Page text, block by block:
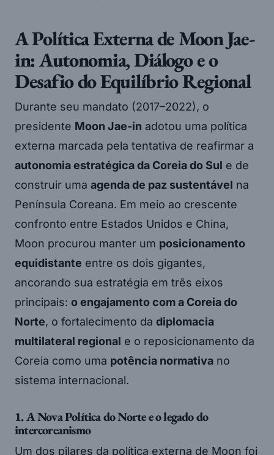
A Política Externa de Moon Jae-
in: Autonomia, Diálogo e o
Desafio do Equilíbrio Regional
Durante seu mandato (2017–2022), o
presidente Moon Jae-in adotou uma política
externa marcada pela tentativa de reafirmar a
autonomia estratégica da Coreia do Sul e de
construir uma agenda de paz sustentável na
Península Coreana. Em meio ao crescente
confronto entre Estados Unidos e China,
Moon procurou manter um posicionamento
equidistante entre os dois gigantes,
ancorando sua estratégia em três eixos
principais: o engajamento com a Coreia do
Norte, o fortalecimento da diplomacia
multilateral regional e o reposicionamento da
Coreia como uma potência normativa no
sistema internacional.
1. A Nova Política do Norte e o legado do
intercoreanismo
Um dos pilares da política externa de Moon foi